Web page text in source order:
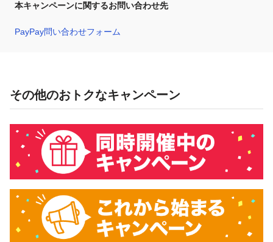
本キャンペーンに関するお問い合わせ先
PayPay問い合わせフォーム
その他のおトクなキャンペーン